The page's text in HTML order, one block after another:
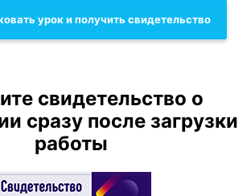
урок и получить свидетельство
свидетельство о
сразу после загрузки
работы